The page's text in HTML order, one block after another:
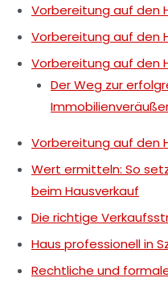
Vorbereitung auf den
Vorbereitung auf den
Vorbereitung auf den
Der Weg zur
Vorbereitung auf den
Wert ermitteln: So
beim Hausverkauf
Die richtige
Haus professionell in
Rechtliche und